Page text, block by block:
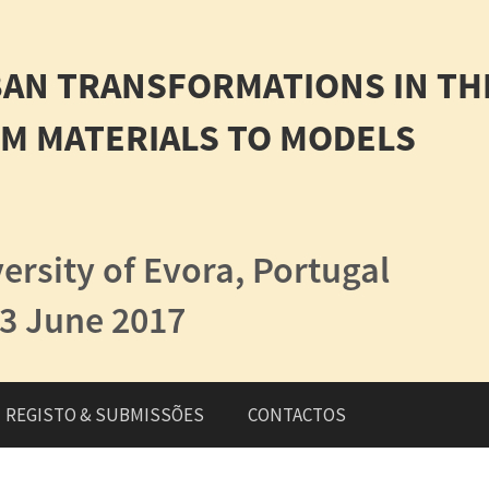
REGISTO & SUBMISSÕES CONTACTOS